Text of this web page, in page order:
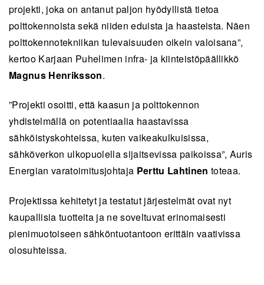
projekti, joka on antanut paljon hyödyllistä tietoa
polttokennoista sekä niiden eduista ja haasteista. Näen
polttokennotekniikan tulevaisuuden oikein valoisana”,
kertoo Karjaan Puhelimen infra- ja kiinteistöpäällikkö
Magnus Henriksson.
”Projekti osoitti, että kaasun ja polttokennon
yhdistelmällä on potentiaalia haastavissa
sähköistyskohteissa, kuten vaikeakulkuisissa,
sähköverkon ulkopuolella sijaitsevissa paikoissa”, Auris
Energian varatoimitusjohtaja Perttu Lahtinen toteaa.
Projektissa kehitetyt ja testatut järjestelmät ovat nyt
kaupallisia tuotteita ja ne soveltuvat erinomaisesti
pienimuotoiseen sähköntuotantoon erittäin vaativissa
olosuhteissa.